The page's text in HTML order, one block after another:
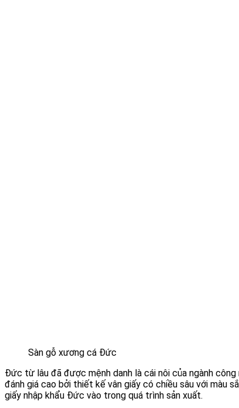
Sàn gỗ xương cá Đức
Đức từ lâu đã được mệnh danh là cái nôi của ngành
đánh giá cao bởi thiết kế vân giấy có chiều sâu với màu
giấy nhập khẩu Đức vào trong quá trình sản xuất.